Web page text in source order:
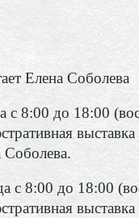
Елена Соболева
с 8:00 до 18:00
Соболева.
с 8:00 до 18:00